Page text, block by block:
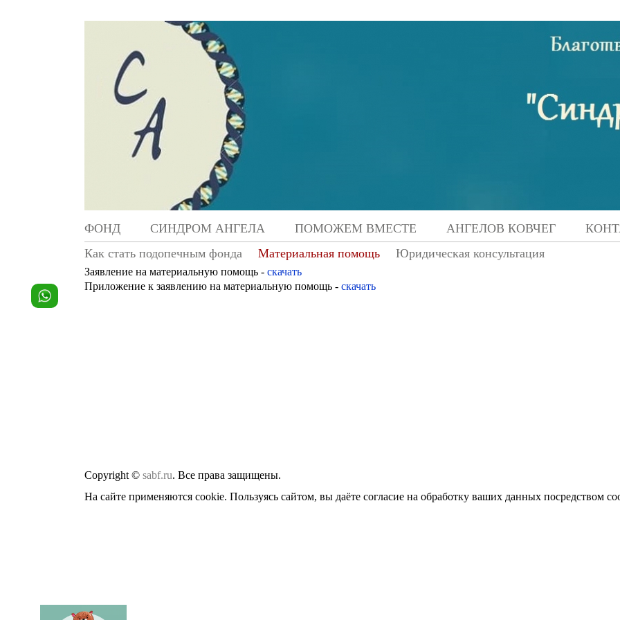
ФОНД СИНДРОМ АНГЕЛА ПОМОЖЕМ ВМЕСТЕ АНГЕЛОВ КОВЧЕГ
Как стать подопечным фонда
Материальная помощь Юридическая консультация
Заявление на материальную помощь - скачать
Приложение к заявлению на материальную помощь - скачать
Copyright © sabf.ru. Все права защищены.
На сайте применяются cookie. Пользуясь сайтом, вы даёте согласие на обработку ваших данных посредством